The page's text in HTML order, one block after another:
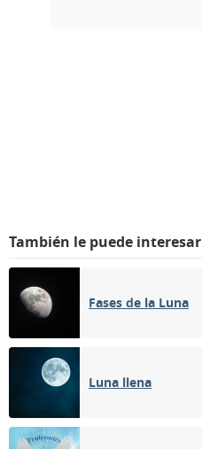
También le puede interesar
Fases de la Luna
Luna llena